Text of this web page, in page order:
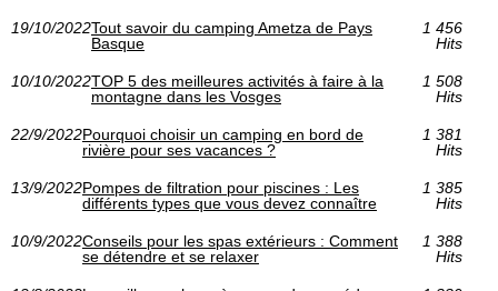
19/10/2022Tout savoir du camping Ametza de Pays
Basque
1 456
Hits
10/10/2022TOP 5 des meilleures activités à faire à la
montagne dans les Vosges
1 508
Hits
22/9/2022Pourquoi choisir un camping en bord de
rivière pour ses vacances ?
1 381
Hits
13/9/2022Pompes de filtration pour piscines : Les
différents types que vous devez connaître
1 385
Hits
10/9/2022Conseils pour les spas extérieurs : Comment
se détendre et se relaxer
1 388
Hits